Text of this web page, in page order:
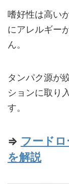
嗜好性は高い
にアレルギー
ん。
タンパク源が
ションに取り
す。
⇒ フード
を解説